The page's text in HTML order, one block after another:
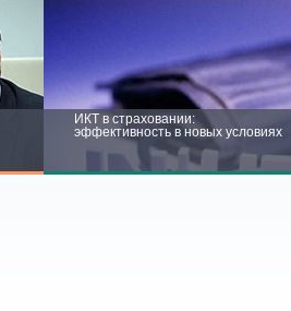
ИКТ в страховании:
эффективность в новых условиях